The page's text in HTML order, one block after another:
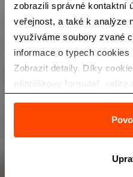
zobrazili správné kontaktní
veřejnost, a také k analýze
využíváme soubory zvané
informace o typech
Zobrazit detaily. Díky
přihláškový formulář, vidíte